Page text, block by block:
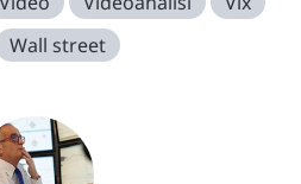
Wall street